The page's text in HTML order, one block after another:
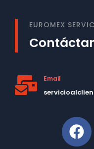
EUROMEX
Email